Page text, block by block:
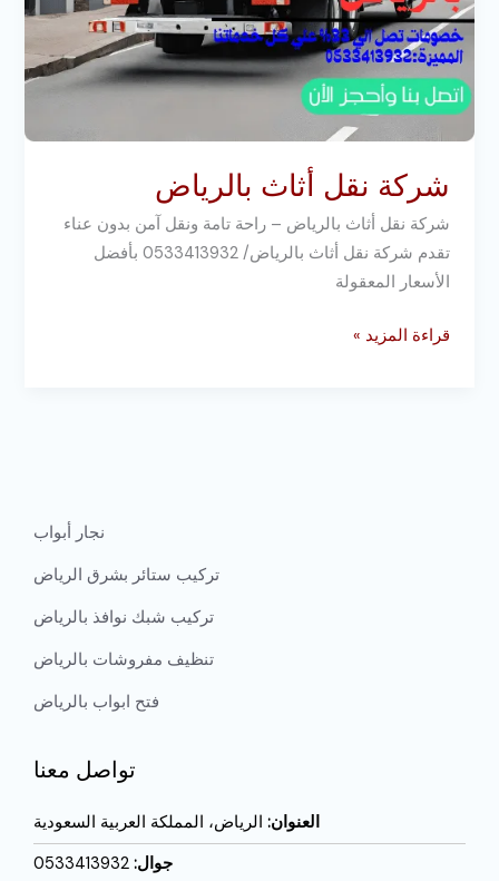
شركة نقل أثاث بالرياض
شركة نقل أثاث بالرياض – راحة تامة ونقل آمن بدون عناء
تقدم شركة نقل أثاث بالرياض/ 0533413932 بأفضل
الأسعار المعقولة
قراءة المزيد »
نجار أبواب
تركيب ستائر بشرق الرياض
تركيب شبك نوافذ بالرياض
تنظيف مفروشات بالرياض
فتح ابواب بالرياض
تواصل معنا
العنوان: الرياض، المملكة العربية السعودية
جوال: 0533413932